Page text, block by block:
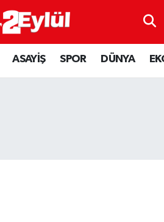
ASAYİŞ SPOR DÜNYA